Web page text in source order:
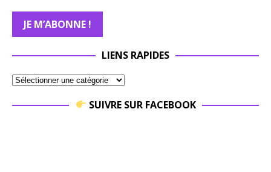
LIENS RAPIDES
SUIVRE SUR FACEBOOK